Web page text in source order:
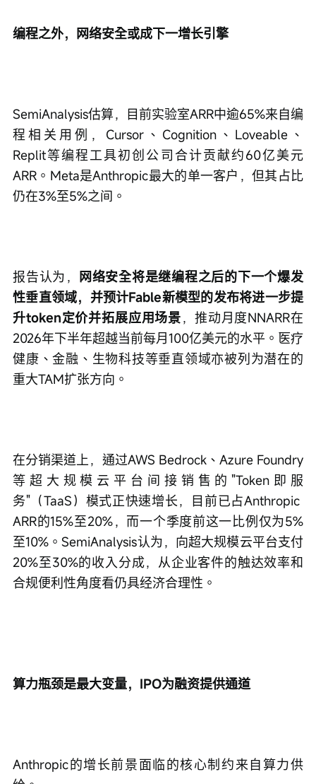
编程之外，网络安全或成下一增长引擎
SemiAnalysis估算，目前实验室ARR中逾65%来自编
程相关用例，Cursor、Cognition、Loveable、
Replit等编程工具初创公司合计贡献约60亿美元
ARR。Meta是Anthropic最大的单一客户，但其占比
仍在3%至5%之间。
报告认为，
网络安全将是继编程之后的下一个爆发
性垂直领域，并预计Fable新模型的发布将进一步提
升token定价并拓展应用场景，推动月度NNARR在
2026年下半年超越当前每月100亿美元的水平。医疗
健康、金融、生物科技等垂直领域亦被列为潜在的
重大TAM扩张方向。
在分销渠道上，通过AWS Bedrock、Azure Foundry
等超大规模云平台间接销售的"Token即服
务"（TaaS）模式正快速增长，目前已占Anthropic
ARR的15%至20%，而一个季度前这一比例仅为5%
至10%。SemiAnalysis认为，向超大规模云平台支付
20%至30%的收入分成，从企业客件的触达效率和
合规便利性角度看仍具经济合理性。
算力瓶颈是最大变量，IPO为融资提供通道
Anthropic的增长前景面临的核心制约来自算力供